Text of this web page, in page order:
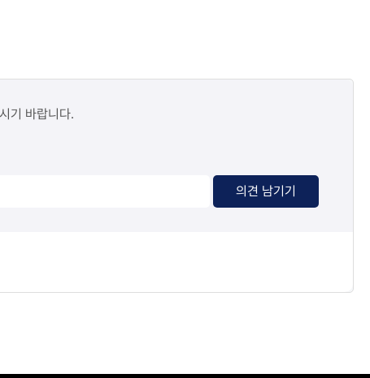
기 바랍니다.
의견 남기기